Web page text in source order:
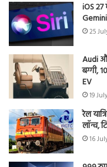
iOS 27
25
Audi
बग्गी,
EV
19
रेल
लॉन्च,
16